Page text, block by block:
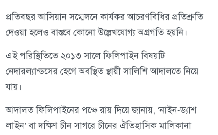
প্রতিবছর আসিয়ান সম্মেলনে কার্যকর আচরণবিধির প্রতিশ্রুতি
দেওয়া হলেও বাস্তবে কোনো উল্লেখযোগ্য অগ্রগতি হয়নি।
এই পরিস্থিতিতে ২০১৩ সালে ফিলিপাইন বিষয়টি
নেদারল্যান্ডসের হেগে অবস্থিত স্থায়ী সালিশি আদালতে নিয়ে
যায়।
আদালত ফিলিপাইনের পক্ষে রায় দিয়ে জানায়, ‘নাইন-ড্যাশ
লাইন’ বা দক্ষিণ চীন সাগরে চীনের ঐতিহাসিক মালিকানা